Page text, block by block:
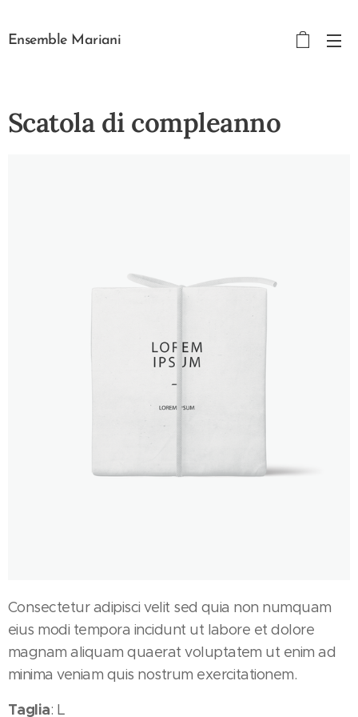
Ensemble Mariani
Scatola di compleanno
Consectetur adipisci velit sed quia non numquam
eius modi tempora incidunt ut labore et dolore
magnam aliquam quaerat voluptatem ut enim ad
minima veniam quis nostrum exercitationem.
Taglia: L